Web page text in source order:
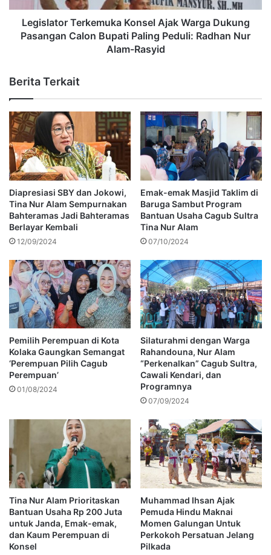
Legislator Terkemuka Konsel Ajak Warga Dukung
Pasangan Calon Bupati Paling Peduli: Radhan Nur
Alam-Rasyid
Berita Terkait
Diapresiasi SBY dan Jokowi,
Tina Nur Alam Sempurnakan
Bahteramas Jadi Bahteramas
Berlayar Kembali
12/09/2024
Emak-emak Masjid Taklim di
Baruga Sambut Program
Bantuan Usaha Cagub Sultra
Tina Nur Alam
07/10/2024
Pemilih Perempuan di Kota
Kolaka Gaungkan Semangat
‘Perempuan Pilih Cagub
Perempuan’
01/08/2024
Silaturahmi dengan Warga
Rahandouna, Nur Alam
“Perkenalkan” Cagub Sultra,
Cawali Kendari, dan
Programnya
07/09/2024
Tina Nur Alam Prioritaskan
Bantuan Usaha Rp 200 Juta
untuk Janda, Emak-emak,
dan Kaum Perempuan di
Konsel
Muhammad Ihsan Ajak
Pemuda Hindu Maknai
Momen Galungan Untuk
Perkokoh Persatuan Jelang
Pilkada